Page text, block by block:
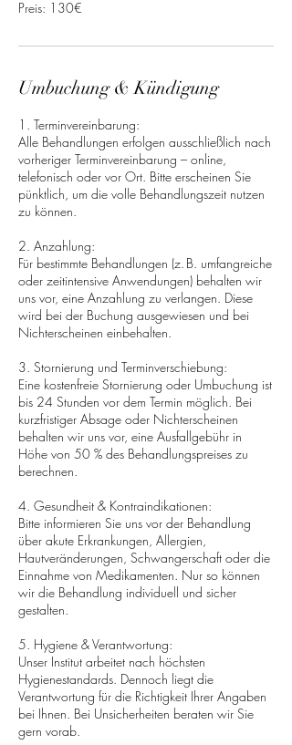
Umbuchung & Kündigung
1. Terminvereinbarung:
Alle Behandlungen erfolgen ausschließlich nach
vorheriger Terminvereinbarung – online,
telefonisch oder vor Ort. Bitte erscheinen Sie
pünktlich, um die volle Behandlungszeit nutzen
zu können.
2. Anzahlung:
Für bestimmte Behandlungen (z. B. umfangreiche
oder zeitintensive Anwendungen) behalten wir
uns vor, eine Anzahlung zu verlangen. Diese
wird bei der Buchung ausgewiesen und bei
Nichterscheinen einbehalten.
3. Stornierung und Terminverschiebung:
Eine kostenfreie Stornierung oder Umbuchung ist
bis 24 Stunden vor dem Termin möglich. Bei
kurzfristiger Absage oder Nichterscheinen
behalten wir uns vor, eine Ausfallgebühr in
Höhe von 50 % des Behandlungspreises zu
berechnen.
4. Gesundheit & Kontraindikationen:
Bitte informieren Sie uns vor der Behandlung
über akute Erkrankungen, Allergien,
Hautveränderungen, Schwangerschaft oder die
Einnahme von Medikamenten. Nur so können
wir die Behandlung individuell und sicher
gestalten.
5. Hygiene & Verantwortung:
Unser Institut arbeitet nach höchsten
Hygienestandards. Dennoch liegt die
Verantwortung für die Richtigkeit Ihrer Angaben
bei Ihnen. Bei Unsicherheiten beraten wir Sie
gern vorab.